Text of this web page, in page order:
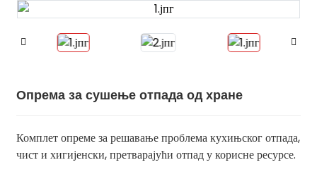
Опрема за сушење отпада од хране
Комплет опреме за решавање проблема кухињског отпада,
чист и хигијенски, претварајући отпад у корисне ресурсе.